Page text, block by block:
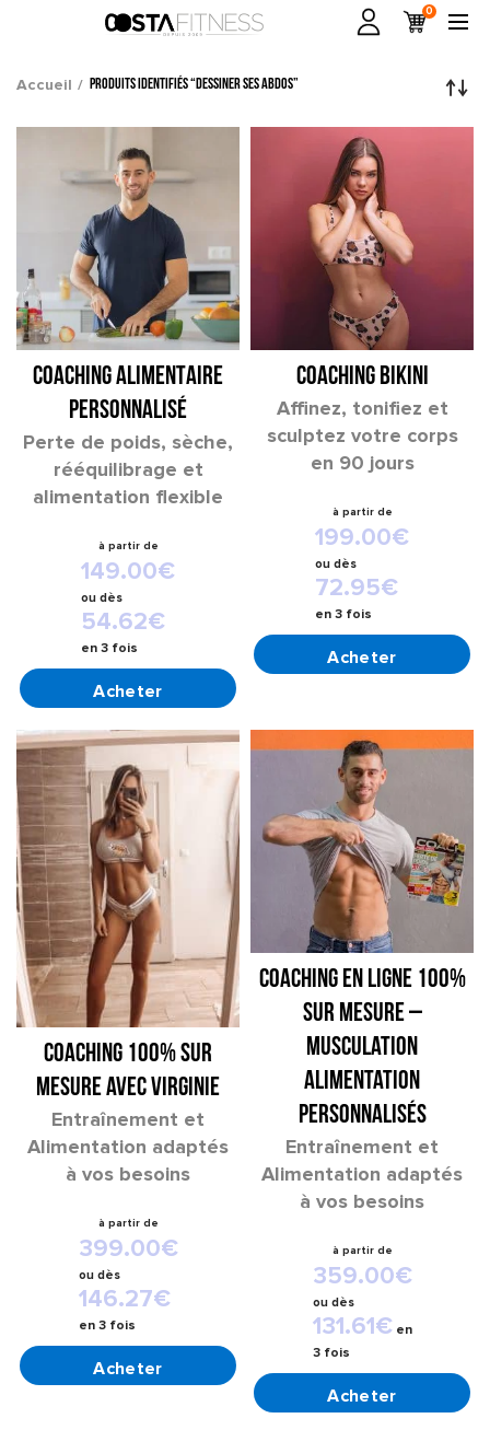
0
Accueil Produits identifiés “dessiner ses abdos”
COACHING ALIMENTAIRE
PERSONNALISÉ
Perte de poids, sèche,
rééquilibrage et
alimentation flexible
149.00€
ou dès
54.62€
en 3 fois
COACHING BIKINI
Affinez, tonifiez et
sculptez votre corps
en 90 jours
199.00€
ou dès
72.95€
en 3 fois
COACHING 100% SUR
MESURE AVEC VIRGINIE
Entraînement et
Alimentation adaptés
à vos besoins
399.00€
ou dès
146.27€
en 3 fois
COACHING EN LIGNE 100%
SUR MESURE –
Musculation
Alimentation
Personnalisés
Entraînement et
Alimentation adaptés
à vos besoins
359.00€
ou dès
131.61€ en
3 fois